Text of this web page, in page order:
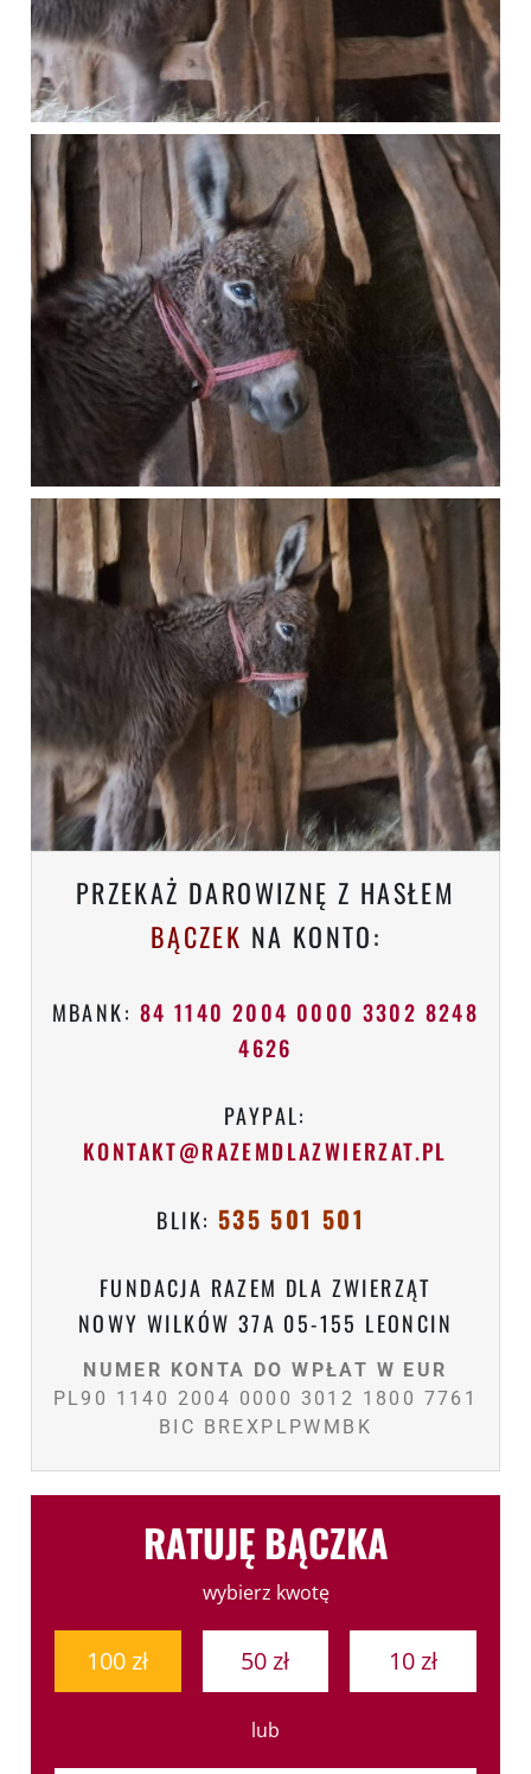
PRZEKAŻ DAROWIZNĘ Z HASŁEM
BĄCZEK NA KONTO:
MBANK: 84 1140 2004 0000 3302 8248
4626
PAYPAL:
KONTAKT@RAZEMDLAZWIERZAT.PL
BLIK: 535 501 501
FUNDACJA RAZEM DLA ZWIERZĄT
NOWY WILKÓW 37A 05-155 LEONCIN
NUMER KONTA DO WPŁAT W EUR
PL90 1140 2004 0000 3012 1800 7761
BIC BREXPLPWMBK
RATUJĘ BĄCZKA
wybierz kwotę
100 zł 50 zł 10 zł
lub